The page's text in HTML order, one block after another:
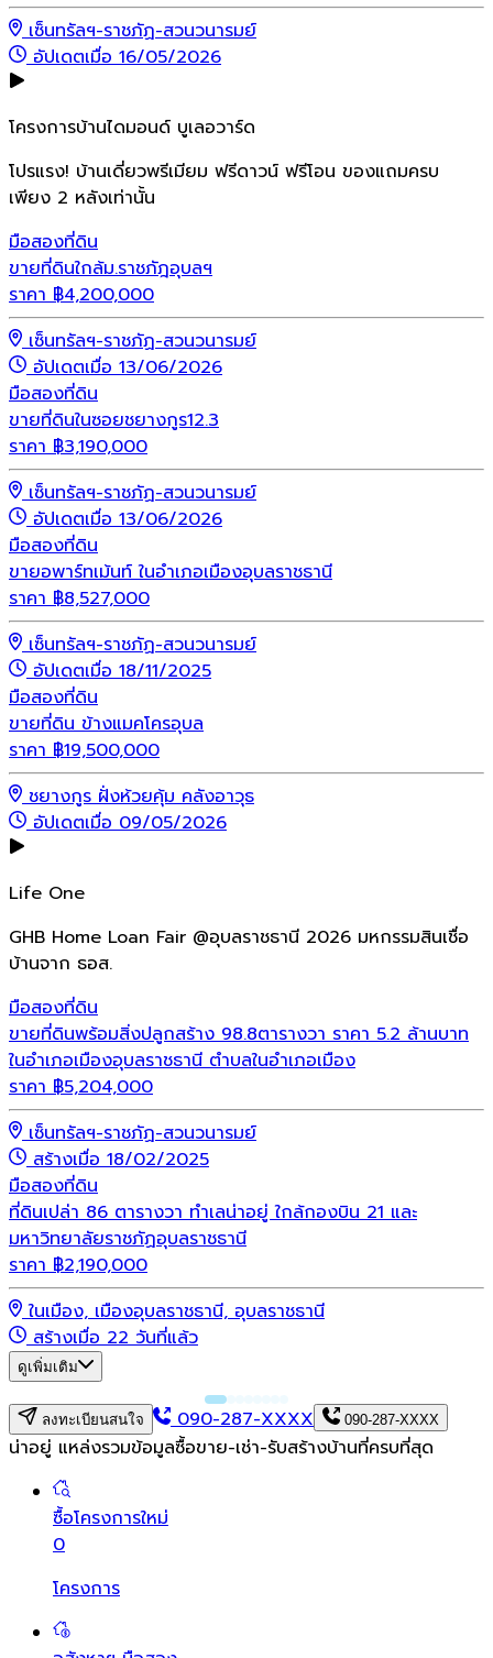
เซ็นทรัลฯ-ราชภัฏ-สวนวนารมย์
อัปเดตเมื่อ 16/05/2026
โครงการบ้านไดมอนด์ บูเลอวาร์ด
โปรแรง! บ้านเดี่ยวพรีเมียม ฟรีดาวน์ ฟรีโอน ของแถมครบ
เพียง 2 หลังเท่านั้น
มือสองที่ดิน
ขายที่ดินใกล้ม.ราชภัฎอุบลฯ
ราคา ฿4,200,000
เซ็นทรัลฯ-ราชภัฏ-สวนวนารมย์
อัปเดตเมื่อ 13/06/2026
มือสองที่ดิน
ขายที่ดินในซอยชยางกูร12.3
ราคา ฿3,190,000
เซ็นทรัลฯ-ราชภัฏ-สวนวนารมย์
อัปเดตเมื่อ 13/06/2026
มือสองที่ดิน
ขายอพาร์ทเม้นท์ ในอำเภอเมืองอุบลราชธานี
ราคา ฿8,527,000
เซ็นทรัลฯ-ราชภัฏ-สวนวนารมย์
อัปเดตเมื่อ 18/11/2025
มือสองที่ดิน
ขายที่ดิน ข้างแมคโครอุบล
ราคา ฿19,500,000
ชยางกูร ฝั่งห้วยคุ้ม คลังอาวุธ
อัปเดตเมื่อ 09/05/2026
Life One
GHB Home Loan Fair @อุบลราชธานี 2026 มหกรรมสินเชื่อ
บ้านจาก ธอส.
มือสองที่ดิน
ขายที่ดินพร้อมสิ่งปลูกสร้าง 98.8ตารางวา ราคา 5.2 ล้านบาท
ในอำเภอเมืองอุบลราชธานี ตำบลในอำเภอเมือง
ราคา ฿5,204,000
เซ็นทรัลฯ-ราชภัฏ-สวนวนารมย์
สร้างเมื่อ 18/02/2025
มือสองที่ดิน
ที่ดินเปล่า 86 ตารางวา ทำเลน่าอยู่ ใกล้กองบิน 21 และ
มหาวิทยาลัยราชภัฏอุบลราชธานี
ราคา ฿2,190,000
ในเมือง, เมืองอุบลราชธานี, อุบลราชธานี
สร้างเมื่อ 22 วันที่แล้ว
ดูเพิ่มเติม
ลงทะเบียนสนใจ 090-287-XXXX 090-287-XXXX
น่าอยู่ แหล่งรวมข้อมูลซื้อขาย-เช่า-รับสร้างบ้านที่ครบที่สุด
ซื้อโครงการใหม่
0
โครงการ